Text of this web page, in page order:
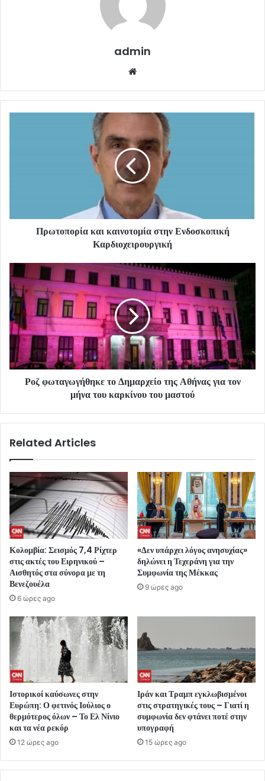
admin
Πρωτοπορία και καινοτομία στην Ενδοσκοπική
Καρδιοχειρουργική
Ροζ φωταγωγήθηκε το Δημαρχείο της Αθήνας για τον
μήνα του καρκίνου του μαστού
Related Articles
Κολομβία: Σεισμός 7,4 Ρίχτερ
στις ακτές του Ειρηνικού –
Αισθητός στα σύνορα με τη
Βενεζουέλα
6 ώρες ago
«Δεν υπάρχει λόγος ανησυχίας»
δηλώνει η Τεχεράνη για την
Συμφωνία της Μέκκας
9 ώρες ago
Ιστορικοί καύσωνες στην
Ευρώπη: Ο φετινός Ιούλιος ο
θερμότερος όλων – Το Ελ Νίνιο
και τα νέα ρεκόρ
12 ώρες ago
Ιράν και Τραμπ εγκλωβισμένοι
στις στρατηγικές τους – Γιατί η
συμφωνία δεν φτάνει ποτέ στην
υπογραφή
15 ώρες ago